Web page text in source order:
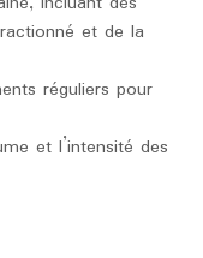
et de la
réguliers pour
et l’intensité des